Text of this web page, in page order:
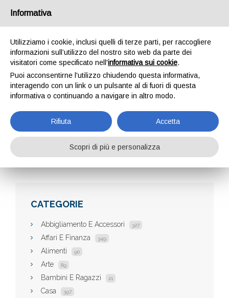
LEZIONIDIPIANO
Aziende LEZIONIDIPIANO
CATEGORIE
Abbigliamento E Accessori 327
Affari E Finanza 349
Alimenti 90
Arte 89
Bambini E Ragazzi 21
Casa 397
Informativa
Utilizziamo i cookie, inclusi quelli di terze parti, per raccogliere
informazioni sull’utilizzo del nostro sito web da parte dei
visitatori come specificato nell'informativa sui cookie.
Puoi acconsentirne l'utilizzo chiudendo questa informativa,
interagendo con un link o un pulsante al di fuori di questa
informativa o continuando a navigare in altro modo.
Rifiuta Accetta
Scopri di più e personalizza